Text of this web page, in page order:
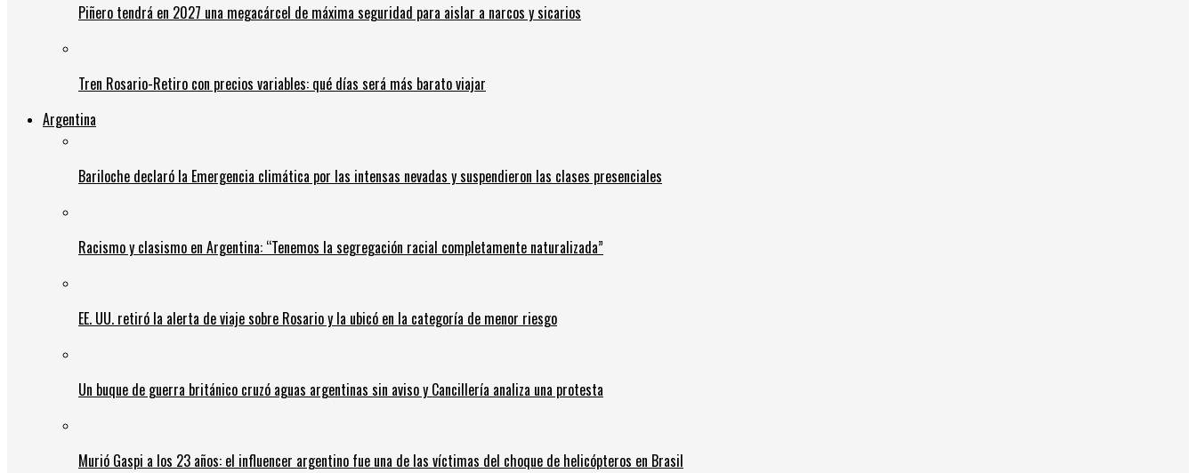
Piñero tendrá en 2027 una megacárcel de máxima seguridad para aislar a narcos y sicarios
Tren Rosario-Retiro con precios variables: qué días será más barato viajar
Argentina
Bariloche declaró la Emergencia climática por las intensas nevadas y suspendieron las clases presenciales
Racismo y clasismo en Argentina: “Tenemos la segregación racial completamente naturalizada”
EE. UU. retiró la alerta de viaje sobre Rosario y la ubicó en la categoría de menor riesgo
Un buque de guerra británico cruzó aguas argentinas sin aviso y Cancillería analiza una protesta
Murió Gaspi a los 23 años: el influencer argentino fue una de las víctimas del choque de helicópteros en Brasil